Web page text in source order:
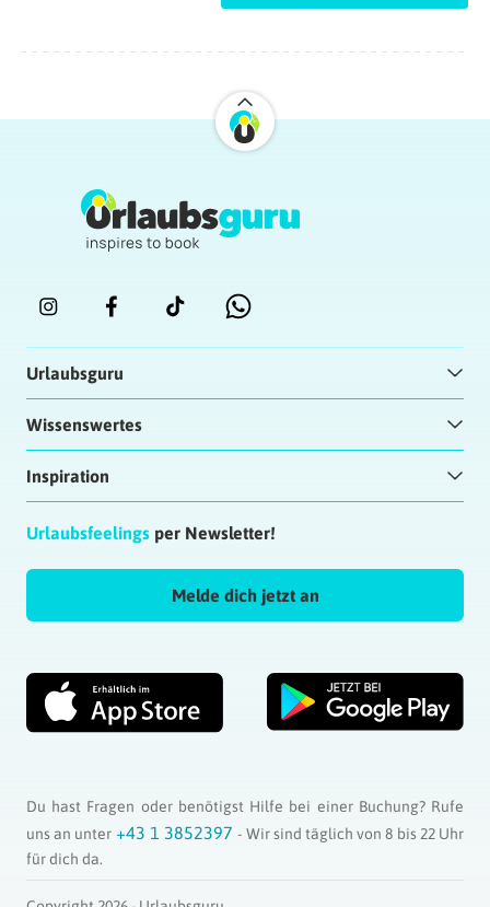
Urlaubsguru
Wissenswertes
Inspiration
Urlaubsfeelings per Newsletter!
Melde dich jetzt an
Du hast Fragen oder benötigst Hilfe bei einer Buchung? Rufe
uns an unter +43 1 3852397- Wir sind täglich von 8 bis 22 Uhr
für dich da.